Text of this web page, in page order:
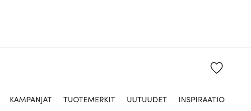
KAMPANJAT TUOTEMERKIT UUTUUDET INSPIRAATIO